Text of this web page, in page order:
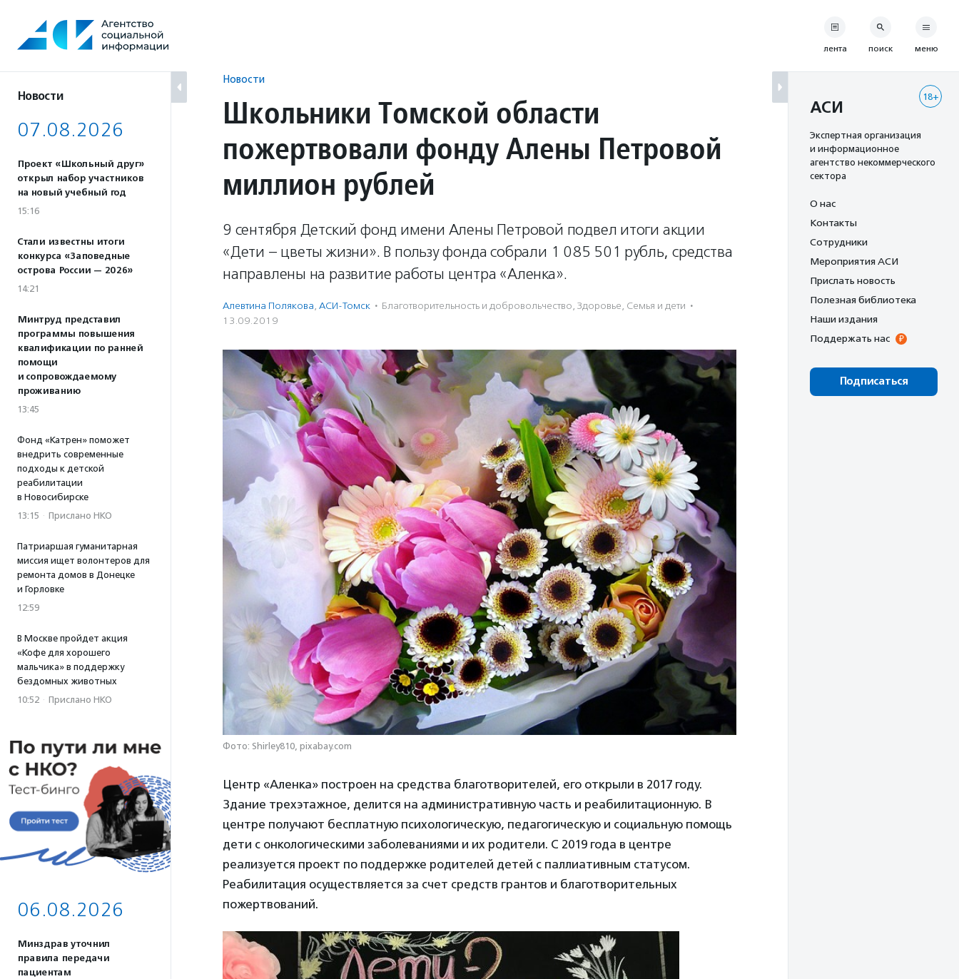
содержанию
Новости
07.08.2026
Проект «Школьный друг»
открыл набор участников
на новый учебный год
15:16
Стали известны итоги
конкурса «Заповедные
острова России — 2026»
14:21
Минтруд представил
программы повышения
квалификации по ранней
помощи
и сопровождаемому
проживанию
13:45
Фонд «Катрен» поможет
внедрить современные
подходы к детской
реабилитации
в Новосибирске
13:15 · Прислано НКО
Патриаршая гуманитарная
миссия ищет волонтеров для
ремонта домов в Донецке
и Горловке
12:59
В Москве пройдет акция
«Кофе для хорошего
мальчика» в поддержку
бездомных животных
10:52 · Прислано НКО
06.08.2026
Минздрав уточнил
правила передачи
пациентам
Новости
Школьники Томской области
пожертвовали фонду Алены Петровой
миллион рублей
9 сентября Детский фонд имени Алены Петровой подвел итоги акции
«Дети – цветы жизни». В пользу фонда собрали 1 085 501 рубль, средства
направлены на развитие работы центра «Аленка».
Алевтина Полякова, АСИ-Томск · Благотвори­тель­ность и доброволь­чест­во, Здоровье, Семья и дети ·
13.09.2019
Фото: Shirley810, pixabay.com
Центр «Аленка» построен на средства благотворителей, его открыли в 2017 году.
Здание трехэтажное, делится на административную часть и реабилитационную. В
центре получают бесплатную психологическую, педагогическую и социальную помощь
дети с онкологическими заболеваниями и их родители. С 2019 года в центре
реализуется проект по поддержке родителей детей с паллиативным статусом.
Реабилитация осуществляется за счет средств грантов и благотворительных
пожертвований.
лента поиск меню
18+
АСИ
Экспертная организация
и информационное
агентство некоммерческого
сектора
О нас
Контакты
Сотрудники
Мероприятия АСИ
Прислать новость
Полезная библиотека
Наши издания
Поддержать нас
Подписаться